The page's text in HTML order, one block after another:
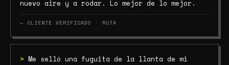
nuevo aire y a rodar. Lo mejor de lo mejor.
— CLIENTE VERIFICADO · RUTA
> Me selló una fuguita de la llanta de mi